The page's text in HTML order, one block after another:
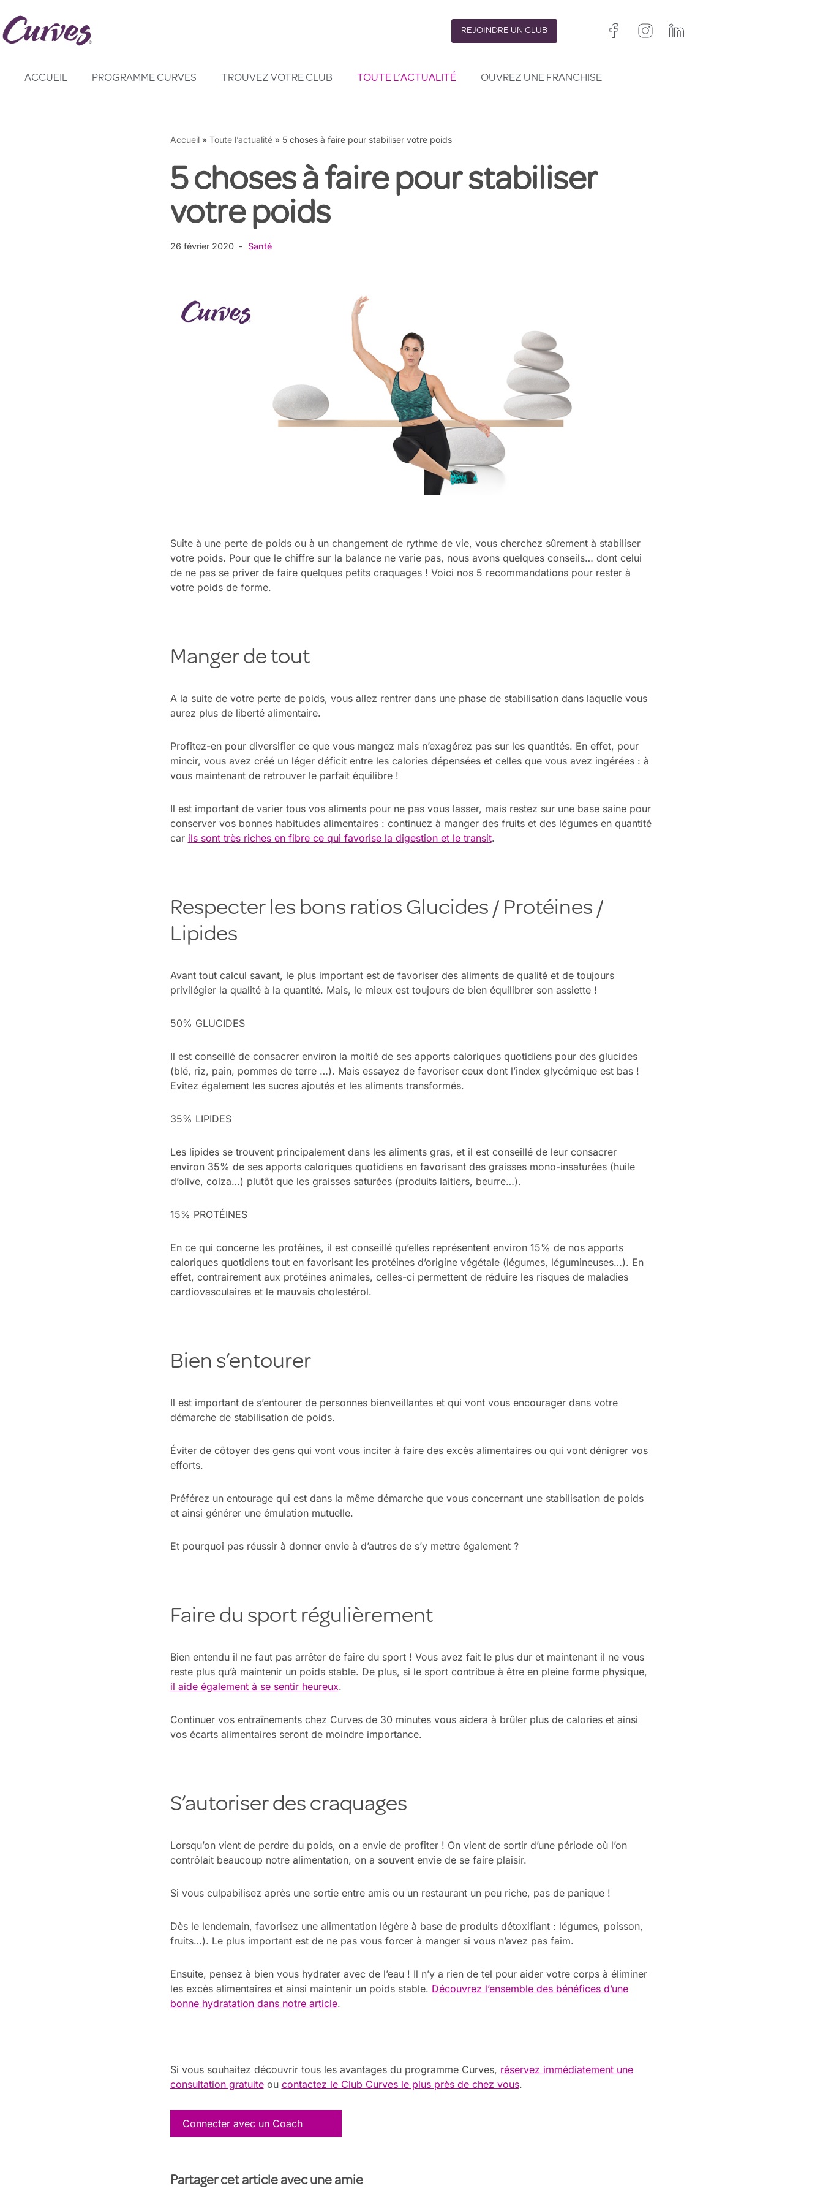
Aller
REJOINDRE UN CLUB
ACCUEIL PROGRAMME CURVES TROUVEZ VOTRE CLUB TOUTE L’ACTUALITÉ OUVREZ UNE FRANCHISE
Accueil» Toute l’actualité» 5 choses à faire pour stabiliser votre poids
5 choses à faire pour stabiliser
votre poids
26 février 2020 Santé
Suite à une perte de poids ou à un changement de rythme de vie, vous cherchez sûrement à stabiliser
votre poids. Pour que le chiffre sur la balance ne varie pas, nous avons quelques conseils… dont celui
de ne pas se priver de faire quelques petits craquages ! Voici nos 5 recommandations pour rester à
votre poids de forme.
Manger de tout
A la suite de votre perte de poids, vous allez rentrer dans une phase de stabilisation dans laquelle vous
aurez plus de liberté alimentaire.
Profitez-en pour diversifier ce que vous mangez mais n’exagérez pas sur les quantités. En effet, pour
mincir, vous avez créé un léger déficit entre les calories dépensées et celles que vous avez ingérées : à
vous maintenant de retrouver le parfait équilibre !
Il est important de varier tous vos aliments pour ne pas vous lasser, mais restez sur une base saine pour
conserver vos bonnes habitudes alimentaires : continuez à manger des fruits et des légumes en quantité
car ils sont très riches en fibre ce qui favorise la digestion et le transit.
Respecter les bons ratios Glucides / Protéines /
Lipides
Avant tout calcul savant, le plus important est de favoriser des aliments de qualité et de toujours
privilégier la qualité à la quantité. Mais, le mieux est toujours de bien équilibrer son assiette !
50% GLUCIDES
Il est conseillé de consacrer environ la moitié de ses apports caloriques quotidiens pour des glucides
(blé, riz, pain, pommes de terre …). Mais essayez de favoriser ceux dont l’index glycémique est bas !
Evitez également les sucres ajoutés et les aliments transformés.
35% LIPIDES
Les lipides se trouvent principalement dans les aliments gras, et il est conseillé de leur consacrer
environ 35% de ses apports caloriques quotidiens en favorisant des graisses mono-insaturées (huile
d’olive, colza…) plutôt que les graisses saturées (produits laitiers, beurre…).
15% PROTÉINES
En ce qui concerne les protéines, il est conseillé qu’elles représentent environ 15% de nos apports
caloriques quotidiens tout en favorisant les protéines d’origine végétale (légumes, légumineuses…). En
effet, contrairement aux protéines animales, celles-ci permettent de réduire les risques de maladies
cardiovasculaires et le mauvais cholestérol.
Bien s’entourer
Il est important de s’entourer de personnes bienveillantes et qui vont vous encourager dans votre
démarche de stabilisation de poids.
Éviter de côtoyer des gens qui vont vous inciter à faire des excès alimentaires ou qui vont dénigrer vos
efforts.
Préférez un entourage qui est dans la même démarche que vous concernant une stabilisation de poids
et ainsi générer une émulation mutuelle.
Et pourquoi pas réussir à donner envie à d’autres de s’y mettre également ?
Faire du sport régulièrement
Bien entendu il ne faut pas arrêter de faire du sport ! Vous avez fait le plus dur et maintenant il ne vous
reste plus qu’à maintenir un poids stable. De plus, si le sport contribue à être en pleine forme physique,
il aide également à se sentir heureux.
Continuer vos entraînements chez Curves de 30 minutes vous aidera à brûler plus de calories et ainsi
vos écarts alimentaires seront de moindre importance.
S’autoriser des craquages
Lorsqu’on vient de perdre du poids, on a envie de profiter ! On vient de sortir d’une période où l’on
contrôlait beaucoup notre alimentation, on a souvent envie de se faire plaisir.
Si vous culpabilisez après une sortie entre amis ou un restaurant un peu riche, pas de panique !
Dès le lendemain, favorisez une alimentation légère à base de produits détoxifiant : légumes, poisson,
fruits…). Le plus important est de ne pas vous forcer à manger si vous n’avez pas faim.
Ensuite, pensez à bien vous hydrater avec de l’eau ! Il n’y a rien de tel pour aider votre corps à éliminer
les excès alimentaires et ainsi maintenir un poids stable. Découvrez l’ensemble des bénéfices d’une
bonne hydratation dans notre article.
Si vous souhaitez découvrir tous les avantages du programme Curves, réservez immédiatement une
consultation gratuiteou contactez le Club Curves le plus près de chez vous.
Connecter avec un Coach
Partager cet article avec une amie